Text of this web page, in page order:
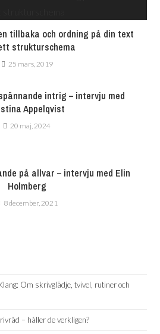
tillbaka och ordning på din text
strukturschema
25 mars, 2019
intrig – intervju med
Appelqvist
20 maj, 2024
på allvar – intervju med Elin
Holmberg
8 december, 2021
Om skrivglädje, tvivel, rutiner och
– håller de verkligen?